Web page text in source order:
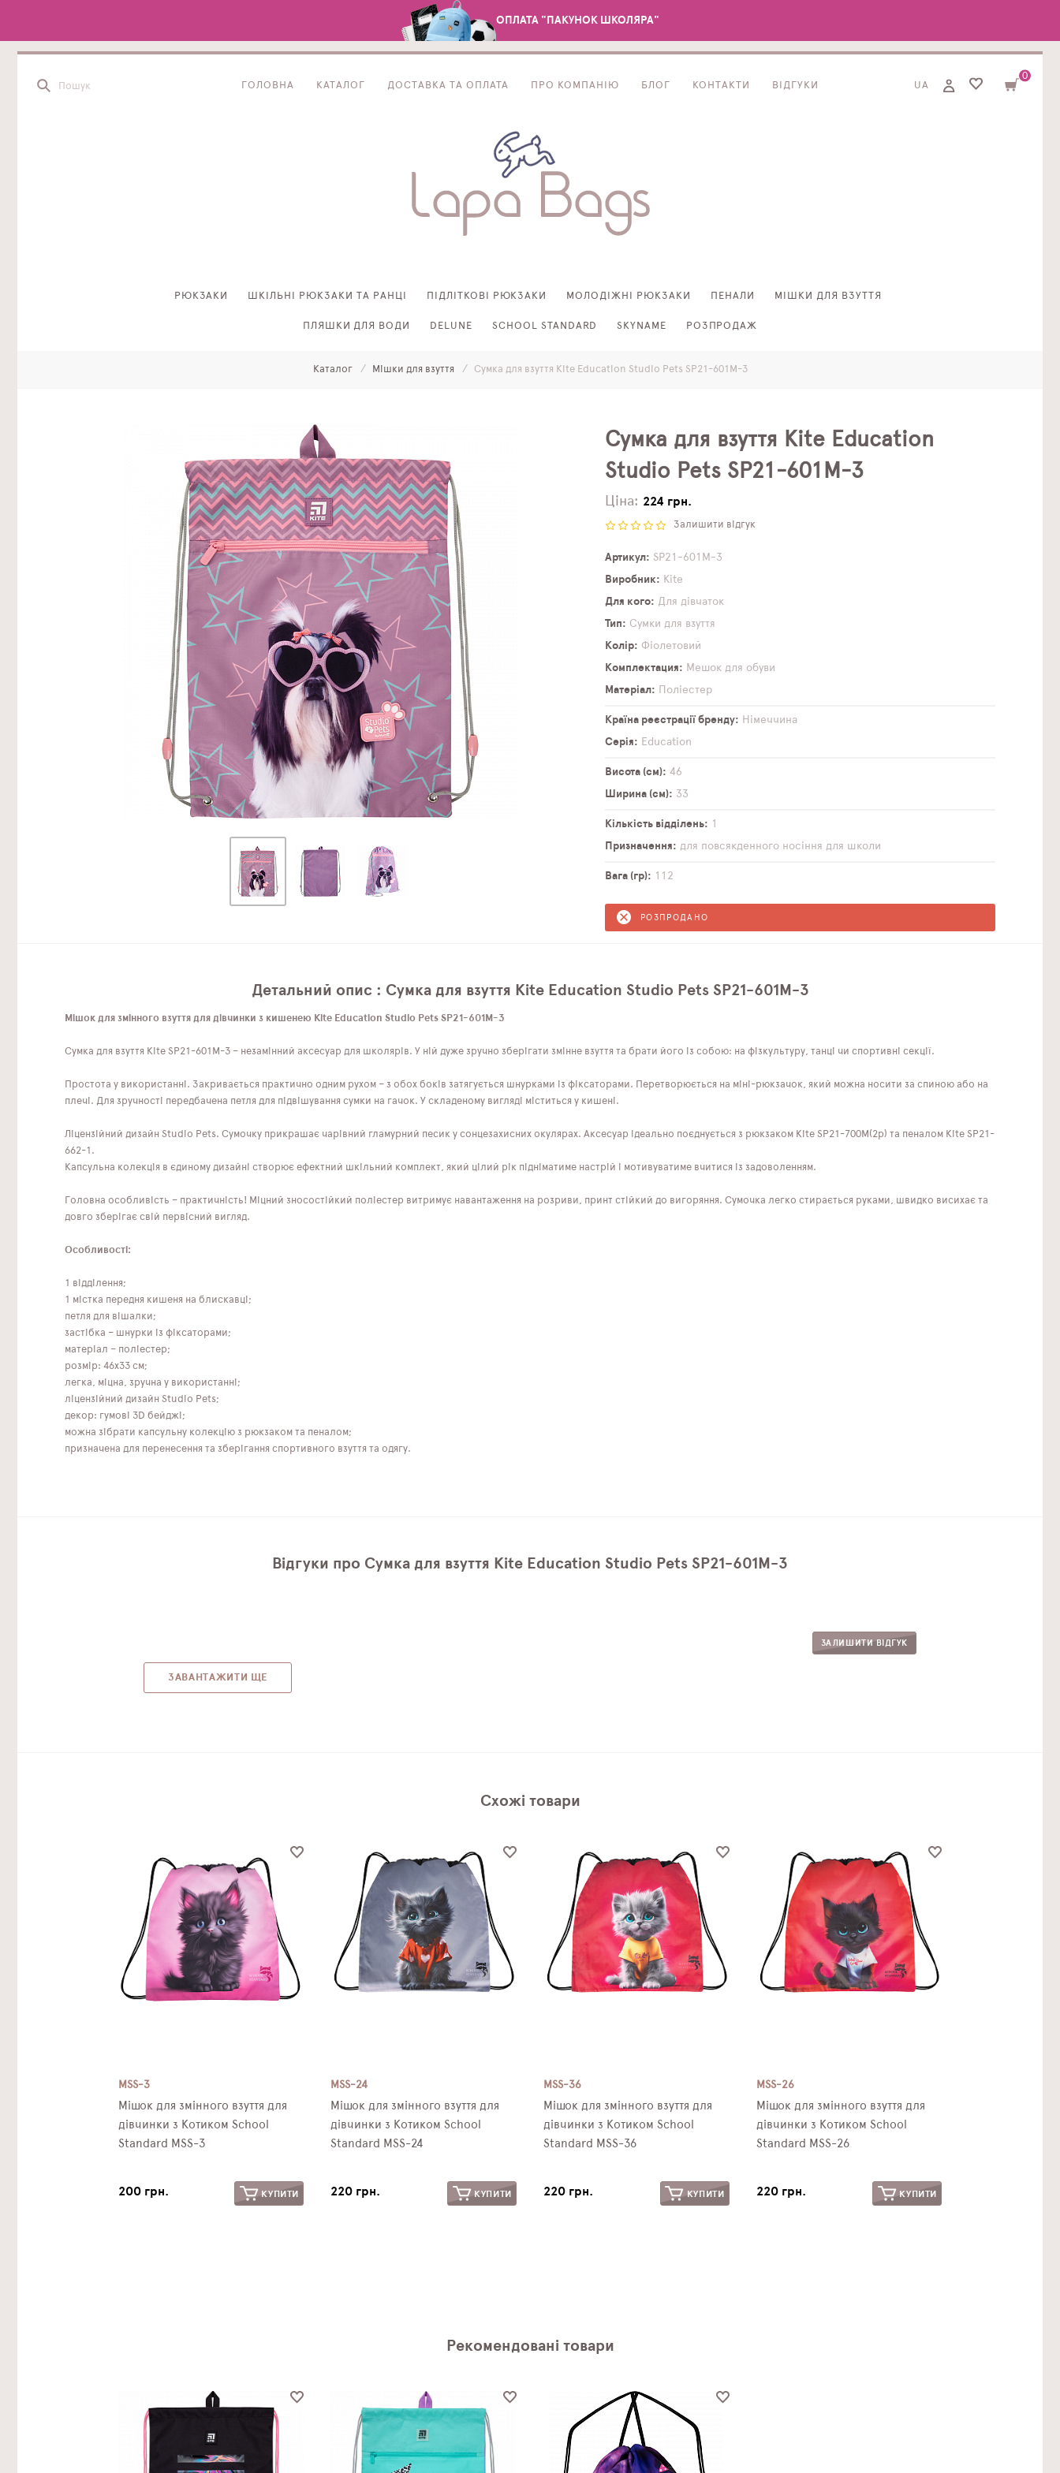
ОПЛАТА "ПАКУНОК ШКОЛЯРА"
ГОЛОВНА КАТАЛОГ ДОСТАВКА ТА ОПЛАТА ПРО КОМПАНІЮ БЛОГ КОНТАКТИ ВІДГУКИ UA
0
РЮКЗАКИ ШКІЛЬНІ РЮКЗАКИ ТА РАНЦІ ПІДЛІТКОВІ РЮКЗАКИ МОЛОДІЖНІ РЮКЗАКИ ПЕНАЛИ МІШКИ ДЛЯ ВЗУТТЯ
ПЛЯШКИ ДЛЯ ВОДИ DELUNE SCHOOL STANDARD SKYNAME РОЗПРОДАЖ
Каталог Мішки для взуття Сумка для взуття Kite Education Studio Pets SP21-601M-3
Сумка для взуття Kite Education
Studio Pets SP21-601M-3
Ціна: 224 грн.
Залишити відгук
Артикул
SP21-601M-3
Виробник
Kite
Для кого
Для дівчаток
Тип
Сумки для взуття
Колір
Фіолетовий
Комплектация
Мешок для обуви
Матеріал
Поліестер
Країна реєстрації бренду
Німеччина
Серія
Education
Висота (см)
46
Ширина (см)
33
Кількість відділень
1
Призначення
для повсякденного носіння для школи
Вага (гр) 112
РОЗПРОДАНО
Детальний опис : Сумка для взуття Kite Education Studio Pets SP21-601M-3
Мішок для змінного взуття для дівчинки з кишенею Kite Education Studio Pets SP21-601M-3
Сумка для взуття Kite SP21-601M-3 – незамінний аксесуар для школярів. У ній дуже зручно зберігати змінне взуття та брати його із собою: на фізкультуру, танці чи спортивні секції.
Простота у використанні. Закривається практично одним рухом – з обох боків затягується шнурками із фіксаторами. Перетворюється на міні-рюкзачок, який можна носити за спиною або на
плечі. Для зручності передбачена петля для підвішування сумки на гачок. У складеному вигляді міститься у кишені.
Ліцензійний дизайн Studio Pets. Сумочку прикрашає чарівний гламурний песик у сонцезахисних окулярах. Аксесуар ідеально поєднується з рюкзаком Kite SP21-700M(2p) та пеналом Kite SP21-
662-1.
Капсульна колекція в єдиному дизайні створює ефектний шкільний комплект, який цілий рік підніматиме настрій і мотивуватиме вчитися із задоволенням.
Головна особливість – практичність! Міцний зносостійкий поліестер витримує навантаження на розриви, принт стійкий до вигоряння. Сумочка легко стирається руками, швидко висихає та
довго зберігає свій первісний вигляд.
Особливості:
1 відділення;
1 містка передня кишеня на блискавці;
петля для вішалки;
застібка – шнурки із фіксаторами;
матеріал – поліестер;
розмір: 46x33 см;
легка, міцна, зручна у використанні;
ліцензійний дизайн Studio Pets;
декор: гумові 3D бейджі;
можна зібрати капсульну колекцію з рюкзаком та пеналом;
призначена для перенесення та зберігання спортивного взуття та одягу.
Відгуки про Сумка для взуття Kite Education Studio Pets SP21-601M-3
ЗАЛИШИТИ ВІДГУК
ЗАВАНТАЖИТИ ЩЕ
Схожі товари
MSS-3
Мішок для змінного взуття для
дівчинки з Котиком School
Standard MSS-3
200 грн. КУПИТИ
MSS-24
Мішок для змінного взуття для
дівчинки з Котиком School
Standard MSS-24
220 грн. КУПИТИ
MSS-36
Мішок для змінного взуття для
дівчинки з Котиком School
Standard MSS-36
220 грн. КУПИТИ
MSS-26
Мішок для змінного взуття для
дівчинки з Котиком School
Standard MSS-26
220 грн. КУПИТИ
Рекомендовані товари